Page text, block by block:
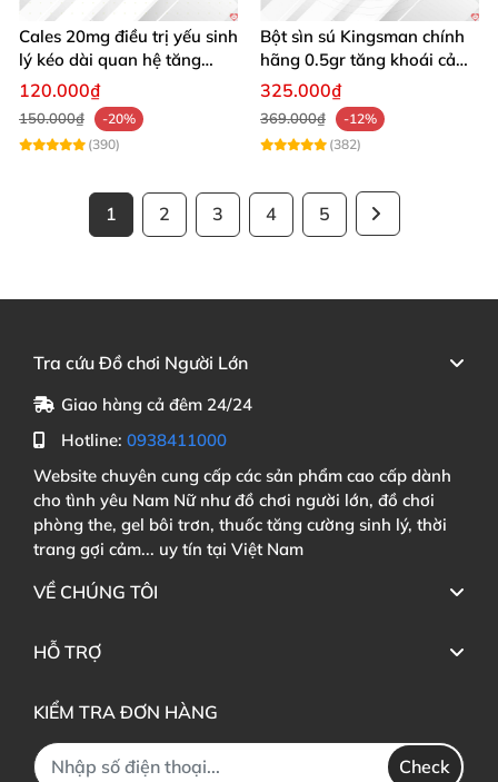
Cales 20mg điều trị yếu sinh
lý kéo dài quan hệ tăng
cường cương dương
120.000₫
150.000₫
-20%
(390)
Bột sìn sú Kingsman chính
hãng 0.5gr tăng khoái cảm
kéo dài
325.000₫
369.000₫
-12%
(382)
1 2 3 4 5
Tra cứu Đồ chơi Người Lớn
Giao hàng cả đêm 24/24
Hotline: 0938411000
Website chuyên cung cấp các sản phẩm cao cấp dành
cho tình yêu Nam Nữ như đồ chơi người lớn, đồ chơi
phòng the, gel bôi trơn, thuốc tăng cường sinh lý, thời
trang gợi cảm... uy tín tại Việt Nam
VỀ CHÚNG TÔI
HỖ TRỢ
KIỂM TRA ĐƠN HÀNG
Check